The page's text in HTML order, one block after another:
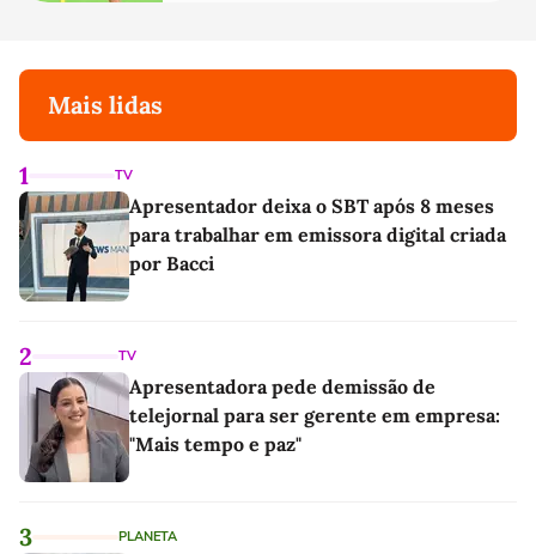
Mais lidas
1 TV
Apresentador deixa o SBT após 8 meses
para trabalhar em emissora digital criada
por Bacci
2 TV
Apresentadora pede demissão de
telejornal para ser gerente em empresa:
"Mais tempo e paz"
3 PLANETA